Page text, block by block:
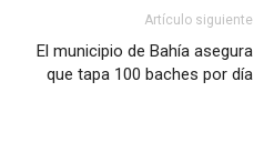
Artículo siguiente
El municipio de Bahía asegura
que tapa 100 baches por día